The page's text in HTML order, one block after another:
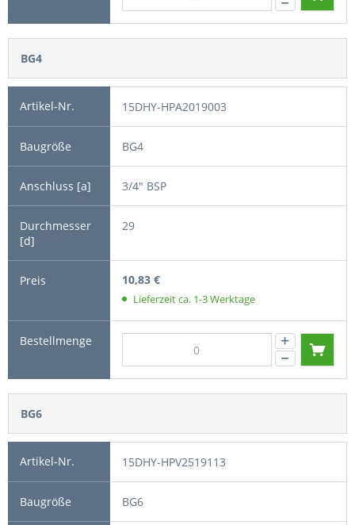
BG4
15DHY-HPA2019003
BG4
3/4" BSP
29
10,83 €
Lieferzeit ca. 1-3 Werktage
BG6
15DHY-HPV2519113
BG6